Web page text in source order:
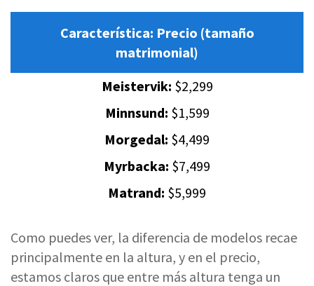
Característica: Precio (tamaño
matrimonial)
Meistervik: $2,299
Minnsund: $1,599
Morgedal: $4,499
Myrbacka: $7,499
Matrand: $5,999
Como puedes ver, la diferencia de modelos recae
principalmente en la altura, y en el precio,
estamos claros que entre más altura tenga un